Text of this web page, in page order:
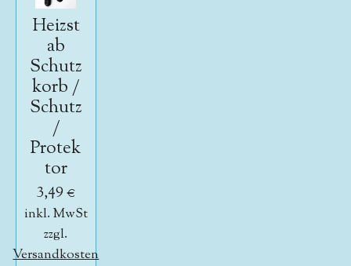
Heizst
ab
Schutz
korb /
Schutz
/
Protek
tor
3,49 €
inkl. MwSt
zzgl.
Versandkosten